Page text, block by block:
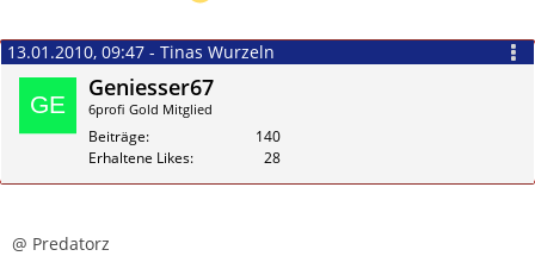
13.01.2010, 09:47 - Tinas Wurzeln
Geniesser67
6profi Gold Mitglied
Beiträge
140
Erhaltene Likes
28
@ Predatorz